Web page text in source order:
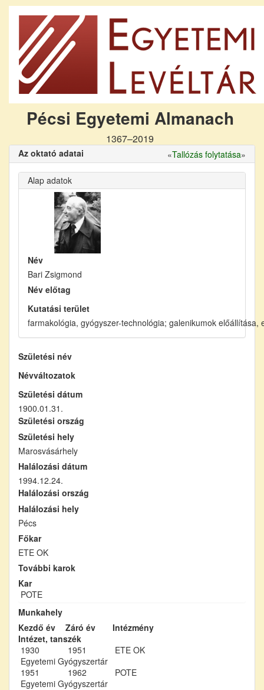
Pécsi Egyetemi Almanach
1367–2019
Az oktató adatai «Tallózás folytatása»
Alap adatok
Név
Bari Zsigmond
Név előtag
Kutatási terület
farmakológia, gyógyszer-technológia; galenikumok előállítása,
Születési név
Névváltozatok
Születési dátum
1900.01.31.
Születési ország
Születési hely
Marosvásárhely
Halálozási dátum
1994.12.24.
Halálozási ország
Halálozási hely
Pécs
Főkar
ETE OK
További karok
Kar
POTE
Munkahely
Kezdő év
Záró év
Intézmény
Intézet, tanszék
1930
1951
ETE OK
Egyetemi Gyógyszertár
1951
1962
POTE
Egyetemi Gyógyszertár